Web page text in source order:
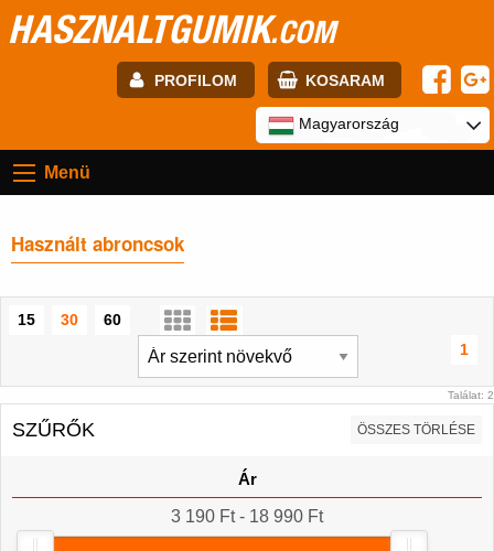
HASZNALTGUMIK.COM
PROFILOM KOSARAM
Jelszó:
Magyarország
Menü
Használt abroncsok
15 30
60
1
Találat: 2
SZŰRŐK ÖSSZES TÖRLÉSE
Ár
3 190 Ft - 18 990 Ft